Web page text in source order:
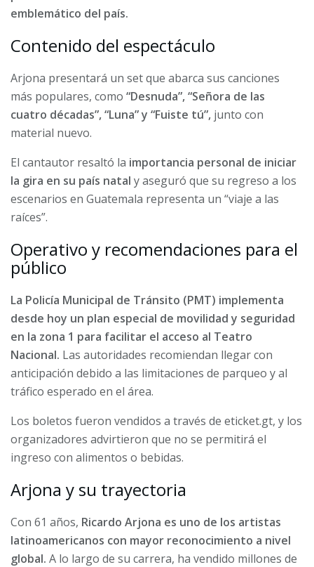
emblemático del país.
Contenido del espectáculo
Arjona presentará un set que abarca sus canciones
más populares, como “Desnuda”, “Señora de las
cuatro décadas”, “Luna” y “Fuiste tú”, junto con
material nuevo.
El cantautor resaltó la importancia personal de iniciar
la gira en su país natal y aseguró que su regreso a los
escenarios en Guatemala representa un “viaje a las
raíces”.
Operativo y recomendaciones para el
público
La Policía Municipal de Tránsito (PMT) implementa
desde hoy un plan especial de movilidad y seguridad
en la zona 1 para facilitar el acceso al Teatro
Nacional. Las autoridades recomiendan llegar con
anticipación debido a las limitaciones de parqueo y al
tráfico esperado en el área.
Los boletos fueron vendidos a través de eticket.gt, y los
organizadores advirtieron que no se permitirá el
ingreso con alimentos o bebidas.
Arjona y su trayectoria
Con 61 años, Ricardo Arjona es uno de los artistas
latinoamericanos con mayor reconocimiento a nivel
global. A lo largo de su carrera, ha vendido millones de